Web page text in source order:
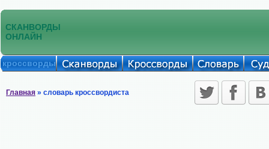
СКАНВОРДЫ
ОНЛАЙН
кроссворды
Главная » словарь кроссвордиста